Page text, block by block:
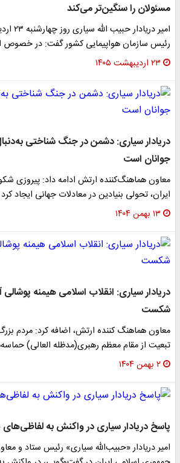
مسئولان را سنگین‌تر می‌کند
امیر
رئیس سازمان هواپیمایی کشور گفت: در خصوص
۲۳ اردیبهشت ۱۴۰۵
دریادار سیاری: دشمن در جنگ شناختی
جوانان است
معاون هماهنگ‌کننده ارتش ادامه داد: پیروزی
ایران، تحولی بنیادین در معادلات جهانی ایجاد
۱۳ بهمن ۱۴۰۴
دریادار سیاری: انقلاب اسلامی هیمنه پوشالی
شکست
معاون هماهنگ کننده ارتش، اضافه کرد: مردم بزرگ
تبعیت از مقام معظم رهبری(مدظله العالی)
۲ بهمن ۱۴۰۴
پاسخ دریادار سیاری در واکنش به
امیر دریادار «حبیب‌الله سیاری» رئیس ستاد و